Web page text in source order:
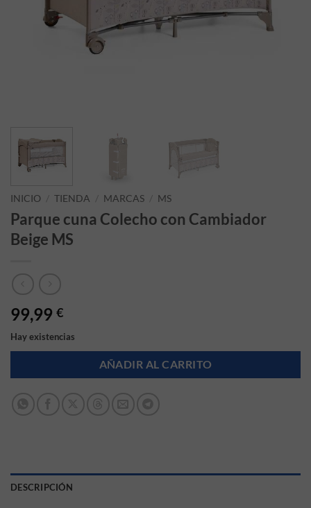
INICIO / TIENDA / MARCAS / MS
Parque cuna Colecho con Cambiador
Beige MS
99,99 €
Hay existencias
AÑADIR AL CARRITO
DESCRIPCIÓN